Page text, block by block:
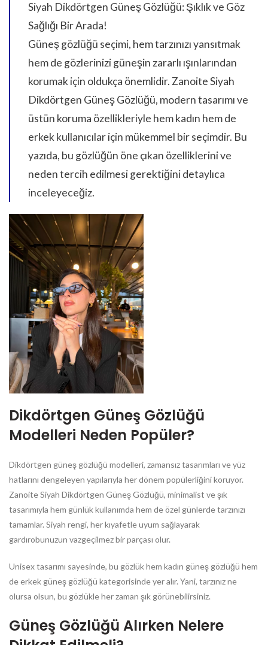
Siyah Dikdörtgen Güneş Gözlüğü: Şıklık ve Göz
Sağlığı Bir Arada!
Güneş gözlüğü seçimi, hem tarzınızı yansıtmak
hem de gözlerinizi güneşin zararlı ışınlarından
korumak için oldukça önemlidir. Zanoite Siyah
Dikdörtgen Güneş Gözlüğü, modern tasarımı ve
üstün koruma özellikleriyle hem kadın hem de
erkek kullanıcılar için mükemmel bir seçimdir. Bu
yazıda, bu gözlüğün öne çıkan özelliklerini ve
neden tercih edilmesi gerektiğini detaylıca
inceleyeceğiz.
Dikdörtgen Güneş Gözlüğü
Modelleri Neden Popüler?
Dikdörtgen güneş gözlüğü modelleri, zamansız tasarımları ve yüz
hatlarını dengeleyen yapılarıyla her dönem popülerliğini koruyor.
Zanoite Siyah Dikdörtgen Güneş Gözlüğü, minimalist ve şık
tasarımıyla hem günlük kullanımda hem de özel günlerde tarzınızı
tamamlar. Siyah rengi, her kıyafetle uyum sağlayarak
gardırobunuzun vazgeçilmez bir parçası olur.
Unisex tasarımı sayesinde, bu gözlük hem kadın güneş gözlüğü hem
de erkek güneş gözlüğü kategorisinde yer alır. Yani, tarzınız ne
olursa olsun, bu gözlükle her zaman şık görünebilirsiniz.
Güneş Gözlüğü Alırken Nelere